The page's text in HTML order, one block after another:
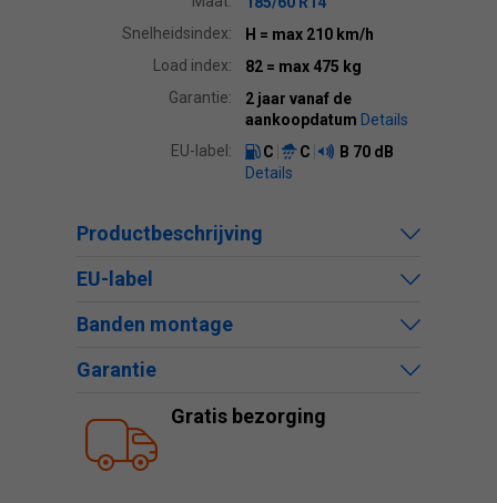
Snelheidsindex:
H = max 210 km/h
Load index:
82 = max 475 kg
Garantie:
2 jaar vanaf de
aankoopdatum Details
EU-label:
C C B 70 dB
Details
Productbeschrijving
EU-label
Banden montage
Garantie
Gratis bezorging